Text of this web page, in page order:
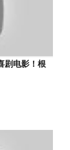
剧电影！根